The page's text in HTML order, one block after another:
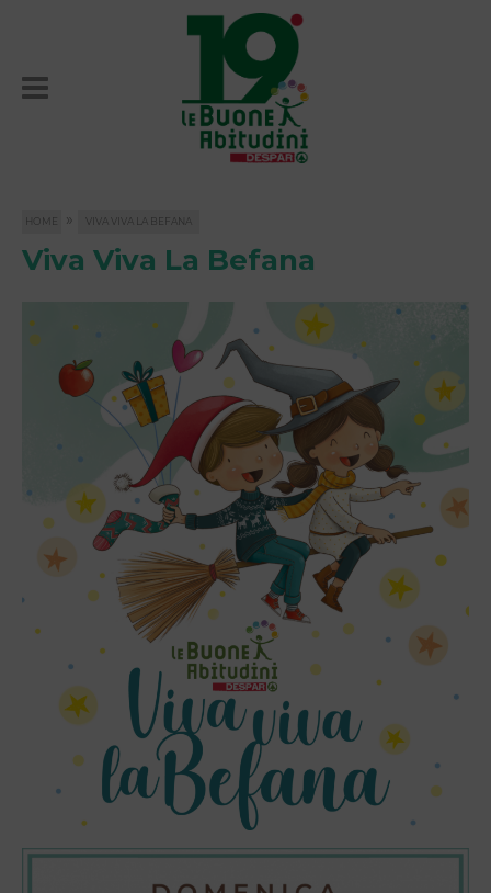
HOME » VIVA VIVA LA BEFANA
Viva Viva La Befana